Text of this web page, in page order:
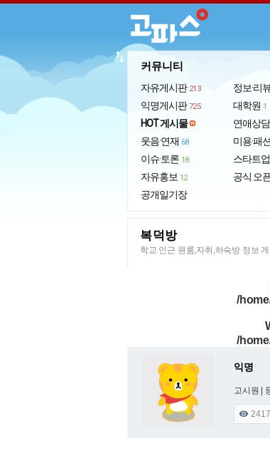
커뮤니티
자유게시판 213
익명게시판 725
HOT 게시물
웃음·연재 68
이슈·토론 18
자유홍보 12
공개일기장
정보·리
대학원 1
연애상담
미용·패션
스타트업
공식 오
import_export
복덕방
학교 인근 원룸,자취,하숙방 정보
/
/
익명
고시원 |
 2417